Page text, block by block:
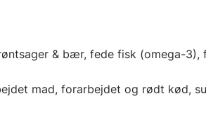
& bær, fede fisk (omega-
mad, forarbejdet og rødt kød,